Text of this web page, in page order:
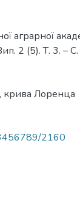
аграрної
2 (5). Т. 3. –
, крива Лоренца
2160